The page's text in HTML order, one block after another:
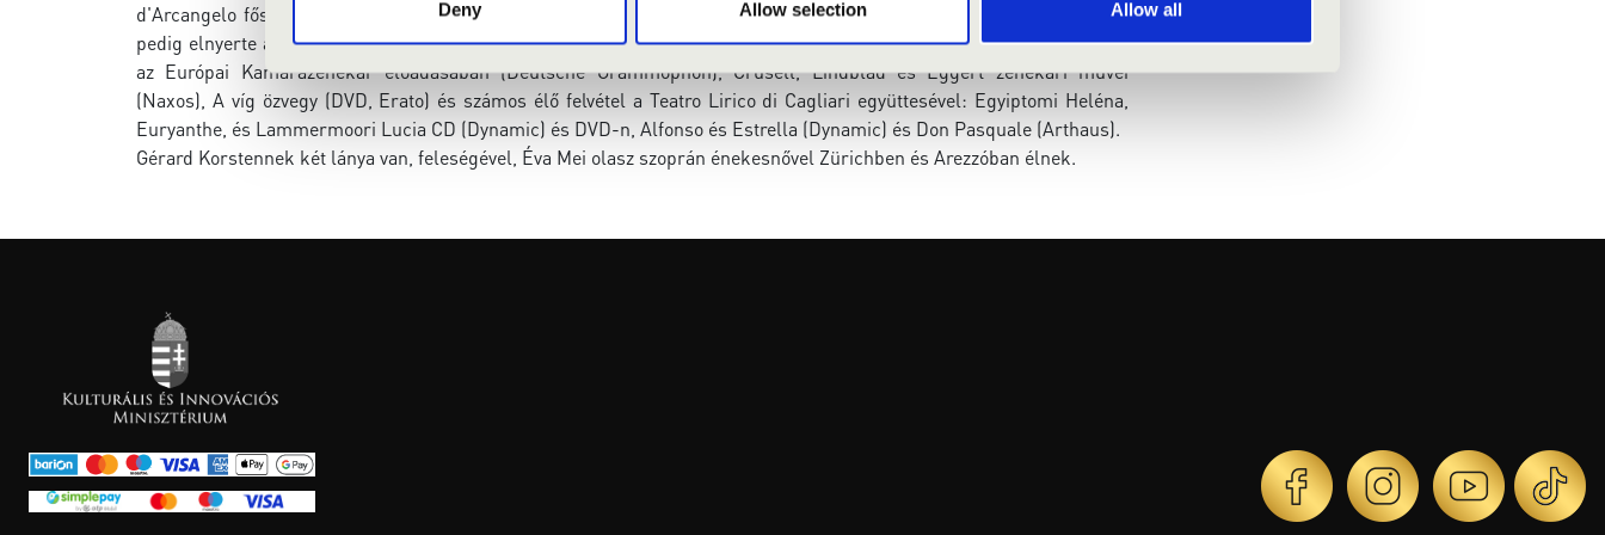
Deny Allow selection Allow all
d'Arcangelo főszereplésével, Franciaországban elnyerte a Diapason D'Or díjat, az amerikai Opera News magazintól
pedig elnyerte a Szakmai Kritikusok Díját. További felvételei közé tartozik Csajkovszkij Szerenádja és a Firenzei emlék
az Európai Kamarazenekar előadásában (Deutsche Grammophon), Crusell, Lindblad és Eggert zenekari művei
(Naxos), A víg özvegy (DVD, Erato) és számos élő felvétel a Teatro Lirico di Cagliari együttesével: Egyiptomi Heléna,
Euryanthe, és Lammermoori Lucia CD (Dynamic) és DVD-n, Alfonso és Estrella (Dynamic) és Don Pasquale (Arthaus).
Gérard Korstennek két lánya van, feleségével, Éva Mei olasz szoprán énekesnővel Zürichben és Arezzóban élnek.